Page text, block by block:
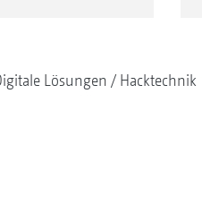
Lösungen Hacktechnik